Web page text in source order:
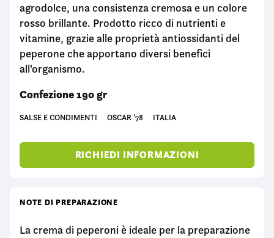
agrodolce, una consistenza cremosa e un colore
rosso brillante. Prodotto ricco di nutrienti e
vitamine, grazie alle proprietà antiossidanti del
peperone che apportano diversi benefici
all'organismo.
Confezione 190 gr
SALSE E CONDIMENTI OSCAR ’78 ITALIA
RICHIEDI INFORMAZIONI
NOTE DI PREPARAZIONE
La crema di peperoni è ideale per la preparazione